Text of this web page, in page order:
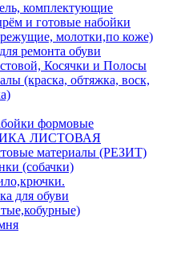
комплектующие
и готовые набойки
молотки,по коже)
ремонта обуви
Косячки и Полосы
(краска, обтяжка, воск,
формовые
ЛИСТОВАЯ
материалы (РЕЗИТ)
(собачки)
для обуви